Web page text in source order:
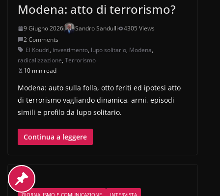
Modena: atto di terrorismo?
9 Giugno 2026 Sandro Sandulli
4305 Views
2 Comments
El Koudri, investimento, lupo solitario, Modena,
radicalizzazione, Terrorismo
10 min read
Modena: auto sulla folla, otto feriti ed ipotesi atto
di terrorismo vagliando dinamica, armi, episodi
simili e profilo da lupo solitario.
Continua a leggere
GIORNALISMO E COMUNICAZIONE INTERVISTA